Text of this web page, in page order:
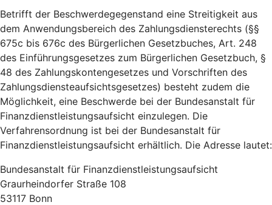
Betrifft der Beschwerdegegenstand eine Streitigkeit aus
dem Anwendungsbereich des Zahlungsdiensterechts (§§
675c bis 676c des Bürgerlichen Gesetzbuches, Art. 248
des Einführungsgesetzes zum Bürgerlichen Gesetzbuch, §
48 des Zahlungskontengesetzes und Vorschriften des
Zahlungsdiensteaufsichtsgesetzes) besteht zudem die
Möglichkeit, eine Beschwerde bei der Bundesanstalt für
Finanzdienstleistungsaufsicht einzulegen. Die
Verfahrensordnung ist bei der Bundesanstalt für
Finanzdienstleistungsaufsicht erhältlich. Die Adresse lautet:
Bundesanstalt für Finanzdienstleistungsaufsicht
Graurheindorfer Straße 108
53117 Bonn